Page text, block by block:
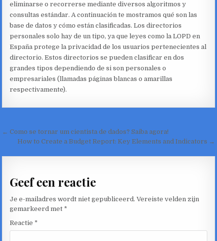
eliminarse o recorrerse mediante diversos algoritmos y
consultas estándar. A continuación te mostramos qué son las
base de datos y cómo están clasificadas. Los directorios
personales solo hay de un tipo, ya que leyes como la LOPD en
España protege la privacidad de los usuarios pertenecientes al
directorio. Estos directorios se pueden clasificar en dos
grandes tipos dependiendo de si son personales o
empresariales (llamadas páginas blancas o amarillas
respectivamente).
Bericht
navigatie
← Como se tornar um cientista de dados? Saiba agora!
How to Create a Budget Report: Key Elements and Indicators →
Geef een reactie
Je e-mailadres wordt niet gepubliceerd. Vereiste velden zijn
gemarkeerd met *
Reactie *